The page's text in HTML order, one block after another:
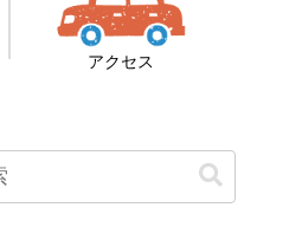
アクセス